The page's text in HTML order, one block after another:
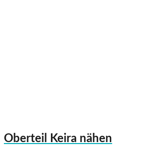
Oberteil Keira nähen